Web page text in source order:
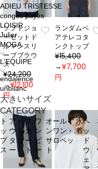
ADIEU TRISTESSE
congés payés
LOISIR
Julier
MOGA
L'EQUIPE
endalence
unbilanc
大きいサイズ
CATEGORY
ト
ッ
プ
ス
ア
ウ
タ
ー
パ
ン
ツ
ス
カ
ー
ト
ワ
ン
ピ
ー
ス
オールイ
ンワン・
サロペッ
ト
水
着
ヘ
ッ
ド
ウ
ェ
ソフトジョ
ーゼットド
ルマンスリ
ーブブラウ
ス
¥24,200
→¥12,100
円
ランダムベ
アテレコタ
ンクトップ
¥15,400
→¥7,700
円